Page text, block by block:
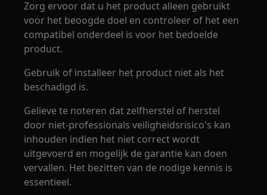
Zorg ervoor dat u het product alleen gebruikt
voor het beoogde doel en controleer of het een
compatibel onderdeel is voor het bedoelde
product.
Gebruik of installeer het product niet als het
beschadigd is.
Gelieve te noteren dat zelfherstel of herstel
door niet-professionals veiligheidsrisico's kan
inhouden indien het niet correct wordt
uitgevoerd en mogelijk de garantie kan doen
vervallen. Het bezitten van de nodige kennis is
essentieel.